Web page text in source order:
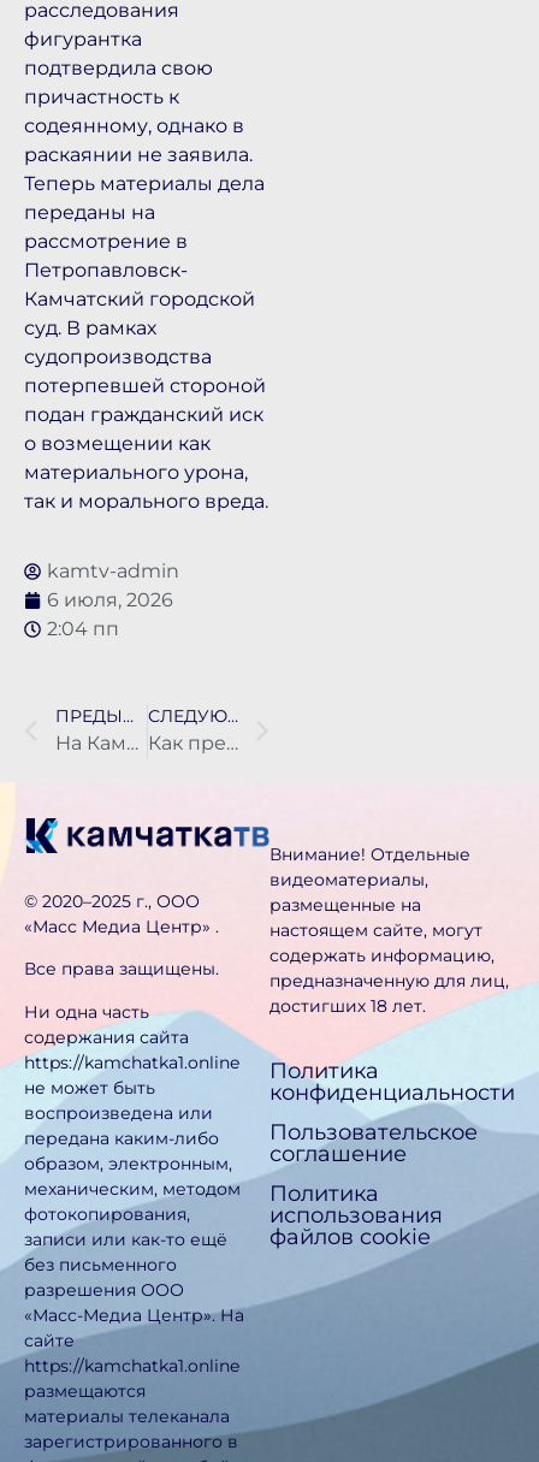
расследования
фигурантка
подтвердила свою
причастность к
содеянному, однако в
раскаянии не заявила.
Теперь материалы дела
переданы на
рассмотрение в
Петропавловск-
Камчатский городской
суд. В рамках
судопроизводства
потерпевшей стороной
подан гражданский иск
о возмещении как
материального урона,
так и морального вреда.
kamtv-admin
6 июля, 2026
2:04 пп
ПРЕДЫДУЩАЯ НОВОСТЬ
На Камчатке запускают пилотный проект по оказанию госуслуг в почтовых отделениях
СЛЕДУЮЩАЯ НОВОСТЬ
Как преображается главный вход драмтеатра в Петропавловске?
©️ 2020–2025 г., ООО
«Масс Медиа Центр» .
Все права защищены.
Ни одна часть
содержания сайта
https://kamchatka1.online
не может быть
воспроизведена или
передана каким-либо
образом, электронным,
механическим, методом
фотокопирования,
записи или как-то ещё
без письменного
разрешения ООО
«Масс-Медиа Центр». На
сайте
https://kamchatka1.online
размещаются
материалы телеканала
зарегистрированного в
Внимание! Отдельные
видеоматериалы,
размещенные на
настоящем сайте, могут
содержать информацию,
предназначен­ную для лиц,
достигших 18 лет.
Политика
конфиденциальности
Пользовательское
соглашение
Политика
использования
файлов cookie